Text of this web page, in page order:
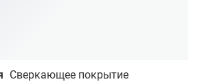
Сверкающее покрытие